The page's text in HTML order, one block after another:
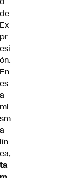
de
Ex
pr
esi
ón.
En
es
a
mi
sm
a
lín
ea,
ta